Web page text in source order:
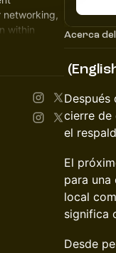
networking,
within
Acerca
Después
cierre de
el
El
para
local
significa
Desde